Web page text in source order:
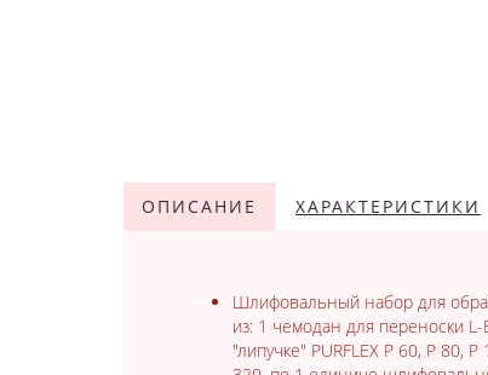
ОПИСАНИЕ ХАРАКТЕРИСТИКИ
Шлифовальный набор для
из: 1 чемодан для переноски
"липучке" PURFLEX P 60, P 80,